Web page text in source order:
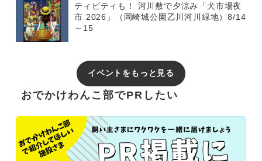
ティビティも！ 河川敷で夕涼み「犬市場夜
市 2026」（岡崎城公園乙川河川緑地）8/14
～15
イベントをもっと見る
おでかけわんこ部でPRしたい